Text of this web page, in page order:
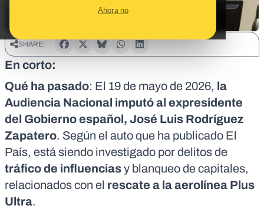
Ahora no
SHARE:
En corto:
Qué ha pasado: El 19 de mayo de 2026, la
Audiencia Nacional imputó al expresidente
del Gobierno español, José Luis Rodríguez
Zapatero. Según el autoque ha publicado El
País, está siendo investigado por delitos de
tráfico de influenciasy blanqueo de capitales,
relacionados con el rescate a la aerolínea Plus
Ultra.